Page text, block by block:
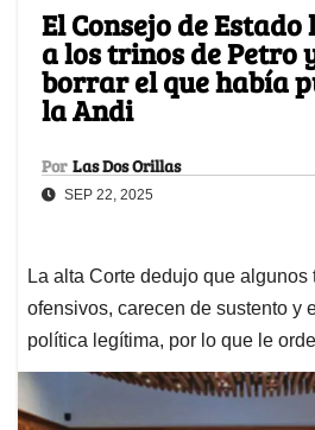
El Consejo de
a los trinos de Petro
borrar el que había
la Andi
Por Las Dos Orillas
SEP 22, 2025
La alta Corte dedujo que algunos
ofensivos, carecen de sustento y
política legítima, por lo que le